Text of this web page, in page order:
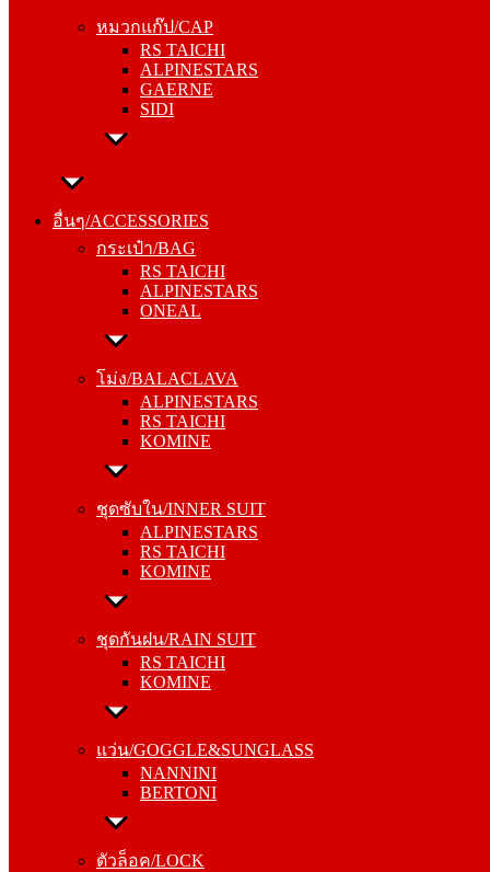
หมวกแก๊ป/CAP
RS TAICHI
ALPINESTARS
GAERNE
SIDI
อื่นๆ/ACCESSORIES
กระเป๋า/BAG
RS TAICHI
ALPINESTARS
ONEAL
โม่ง/BALACLAVA
ALPINESTARS
RS TAICHI
KOMINE
ชุดซับใน/INNER SUIT
ALPINESTARS
RS TAICHI
KOMINE
ชุดกันฝน/RAIN SUIT
RS TAICHI
KOMINE
แว่น/GOGGLE&SUNGLASS
NANNINI
BERTONI
ตัวล็อค/LOCK
ALPINESTARS
GAERNE
SIDI
อื่นๆ/ACCESSORIES
RS TAICHI
ALPINESTARS
ONEAL
โม่ง/BALACLAVA
RS TAICHI
KOMINE
ชุดซับใน/INNER SUIT
RS TAICHI
KOMINE
ชุดกันฝน/RAIN SUIT
KOMINE
แว่น/GOGGLE&SUNGLASS
BERTONI
ตัวล็อค/LOCK